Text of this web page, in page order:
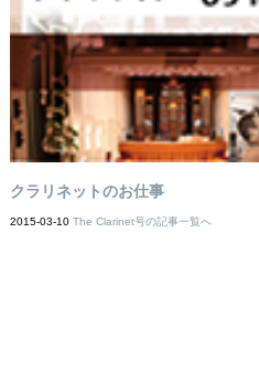
クラリネットのお仕事
2015-03-10 The Clarinet号の記事一覧へ